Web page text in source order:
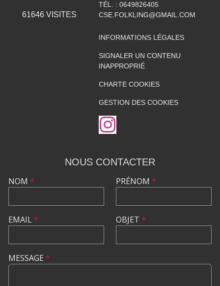
61646VISITES
TÉL. : 0649826405
CSE.FOLKLING@GMAIL.COM
INFORMATIONS LÉGALES
SIGNALER UN CONTENU
INAPPROPRIÉ
CHARTE COOKIES
GESTION DES COOKIES
NOUS CONTACTER
NOM *
EMAIL*
PRÉNOM *
OBJET *
MESSAGE *